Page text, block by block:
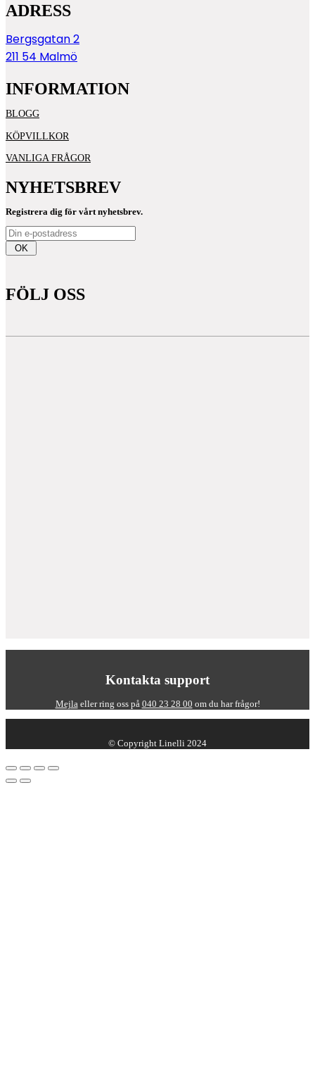
ADRESS
Bergsgatan 2
211 54 Malmö
INFORMATION
BLOGG
KÖPVILLKOR
VANLIGA FRÅGOR
NYHETSBREV
Registrera dig för vårt nyhetsbrev.
OK
FÖLJ OSS
Kontakta support
Mejla eller ring oss på 040 23 28 00 om du har frågor!
© Copyright Linelli 2024